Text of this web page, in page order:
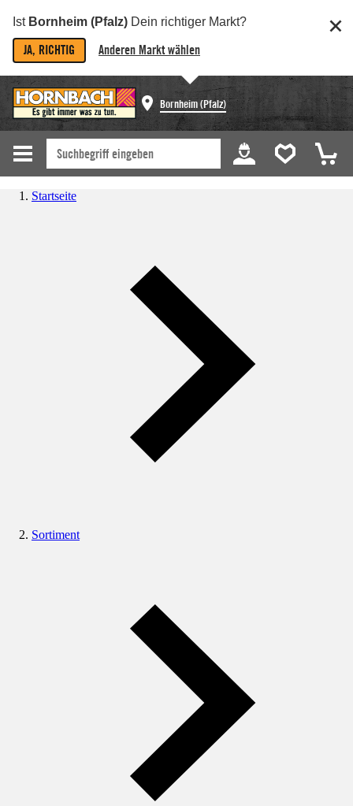
Ist Bornheim (Pfalz) Dein richtiger Markt?
JA, RICHTIG Anderen Markt wählen
Bornheim (Pfalz)
Startseite
Sortiment